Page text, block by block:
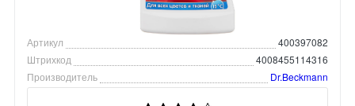
Артикул
400397082
Штрихкод
4008455114316
Производитель
Dr.Beckmann